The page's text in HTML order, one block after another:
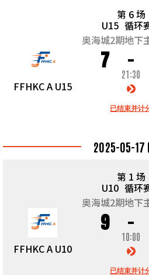
第 6 场
U15 循环
奥海城2期地下
FFHKC A U15
7
21:30
已结束并计
2025-05-17
第 1 场
U10 循环
奥海城2期地下
FFHKC A U10
9
10:00
已结束并计